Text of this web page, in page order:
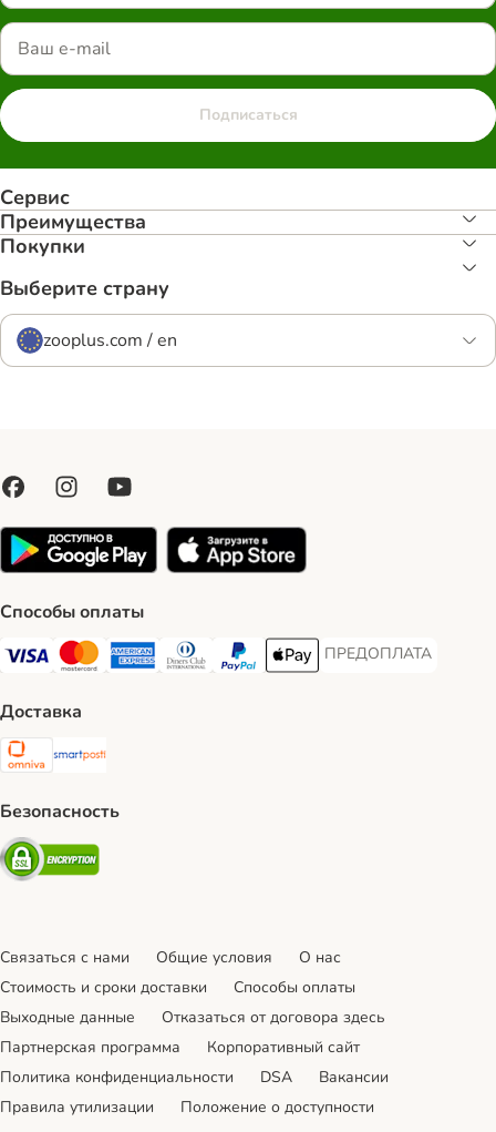
Подписаться
Сервис
Преимуществa
Покупки
Выберите страну
zooplus.com / en
Способы оплаты
Visa Payment Method
Mastercard Payment Method
American Express Payment Method
Diners Club Payment Method
PayPal Payment Method
Apple Pay Payment Method
ПРЕДОПЛАТА
ПРЕДОПЛАТА
Доставка
Omniva Shipping Method
SmartPosti Shipping Method
Безопасность
Security
Связаться с нами Общие условия
О нас
Стоимость и сроки доставки
Cпособы оплаты
Выходные данные
Отказаться от договора здесь
Партнерская программа
Корпоративный сайт
Политика конфиденциальности
DSA
Вакансии
Правила утилизации
Положение о доступности